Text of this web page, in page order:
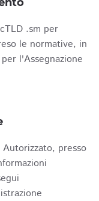
.sm per
le normative, in
l'Assegnazione
presso